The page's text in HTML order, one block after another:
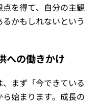
を得て、自分の主観
かもしれないという
への働きかけ
まず「今できている
始まります。成長の